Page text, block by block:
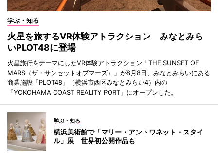
学ぶ・知る
火星を旅するVR体験アトラクション みなとみら
いPLOT48に登場
火星旅行をテーマにしたVR体験アトラクション「THE SUNSET OF
MARS（ザ・サンセットオブマーズ）」が8月8日、みなとみらいにある
商業施設「PLOT48」（横浜市西区みなとみらい4）内の
「YOKOHAMA COAST REALITY PORT」にオープンした。
学ぶ・知る
横浜美術館で「マリー・アントワネット・スタイ
ル」展 世界初公開作品も